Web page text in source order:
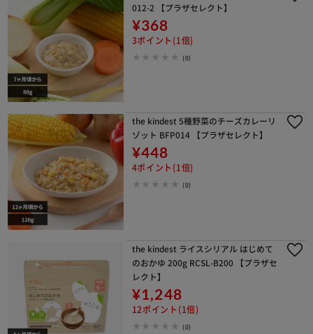
012-2 【プラザセレクト】
¥368
3ポイント(1倍)
(0)
the kindest 5種野菜のチーズカレーリ
ゾット BFP014 【プラザセレクト】
¥448
4ポイント(1倍)
(0)
the kindest ライスシリアル はじめて
のおかゆ 200g RCSL-B200 【プラザセ
レクト】
¥1,248
12ポイント(1倍)
(0)